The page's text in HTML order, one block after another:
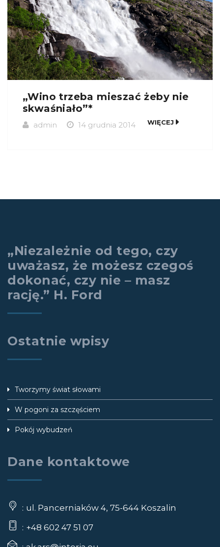
„Wino trzeba mieszać żeby nie
skwaśniało”*
admin 14 grudnia 2014 WIĘCEJ
„Niezależnie od tego, czy
uważasz, że możesz czegoś
dokonać, czy nie – masz
rację.” H. Ford
Ostatnie wpisy
Tworzymy świat słowami
W pogoni za szczęściem
Pokój wybudzeń
Dane kontaktowe
ul. Pancerniaków 4, 75-644 Koszalin
+48 602 47 51 07